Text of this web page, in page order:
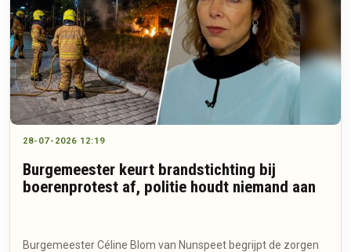
28-07-2026 12:19
Burgemeester keurt brandstichting bij
boerenprotest af, politie houdt niemand aan
Burgemeester Céline Blom van Nunspeet begrijpt de zorgen